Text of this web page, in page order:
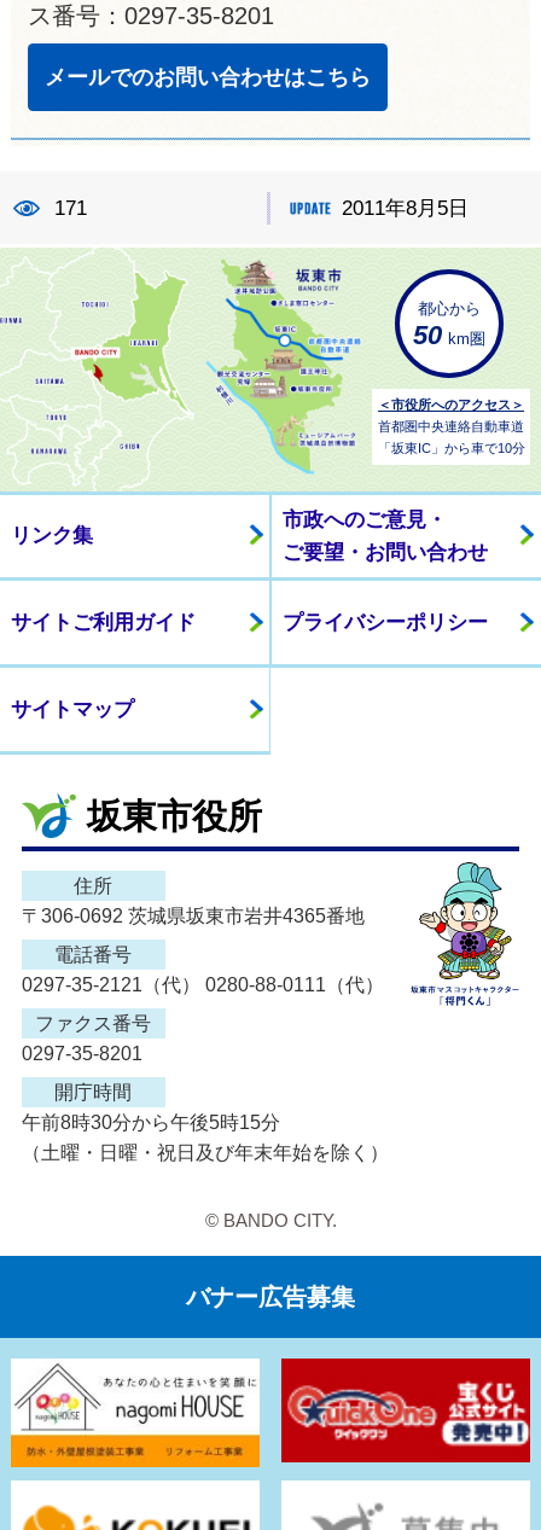
ス番号：0297-35-8201
メールでのお問い合わせはこちら
171 2011年8月5日
都心から
50 km圏
＜市役所へのアクセス＞
首都圏中央連絡自動車道
「坂東IC」から車で10分
リンク集
市政へのご意見・
ご要望・お問い合わせ
サイトご利用ガイド プライバシーポリシー
サイトマップ
坂東市役所
住所
〒306-0692 茨城県坂東市岩井4365番地
電話番号
0297-35-2121（代） 0280-88-0111（代）
ファクス番号
0297-35-8201
開庁時間
午前8時30分から午後5時15分
（土曜・日曜・祝日及び年末年始を除く）
© BANDO CITY.
バナー広告募集